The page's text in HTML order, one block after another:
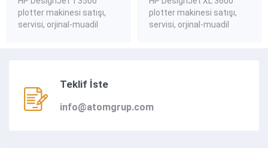
plotter makinesi satışı,
servisi, orjinal-muadil
HP DesignJet T3500
plotter yedek parçaları
hakkında bilgi almak ve
plotter makinesi satışı,
servisi, orjinal-muadil
hakkında bilgi almak ve
Teklif İste
info@atomgrup.com